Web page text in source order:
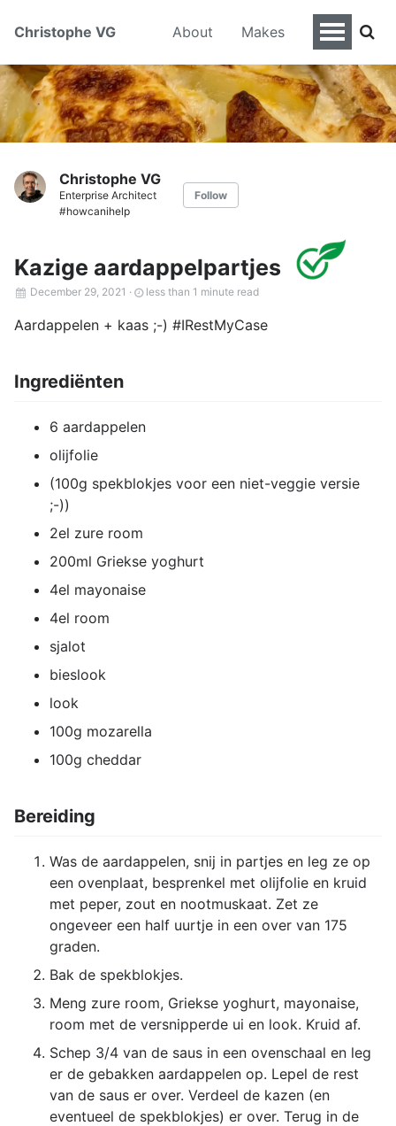
Christophe VG About Makes
Christophe VG
Enterprise Architect
#howcanihelp
Follow
Kazige aardappelpartjes
December 29, 2021 · less than 1 minute read
Aardappelen + kaas ;-) #IRestMyCase
Ingrediënten
6 aardappelen
olijfolie
(100g spekblokjes voor een niet-veggie versie
;-))
2el zure room
200ml Griekse yoghurt
4el mayonaise
4el room
sjalot
bieslook
look
100g mozarella
100g cheddar
Bereiding
Was de aardappelen, snij in partjes en leg ze op
een ovenplaat, besprenkel met olijfolie en kruid
met peper, zout en nootmuskaat. Zet ze
ongeveer een half uurtje in een over van 175
graden.
Bak de spekblokjes.
Meng zure room, Griekse yoghurt, mayonaise,
room met de versnipperde ui en look. Kruid af.
Schep 3/4 van de saus in een ovenschaal en leg
er de gebakken aardappelen op. Lepel de rest
van de saus er over. Verdeel de kazen (en
eventueel de spekblokjes) er over. Terug in de